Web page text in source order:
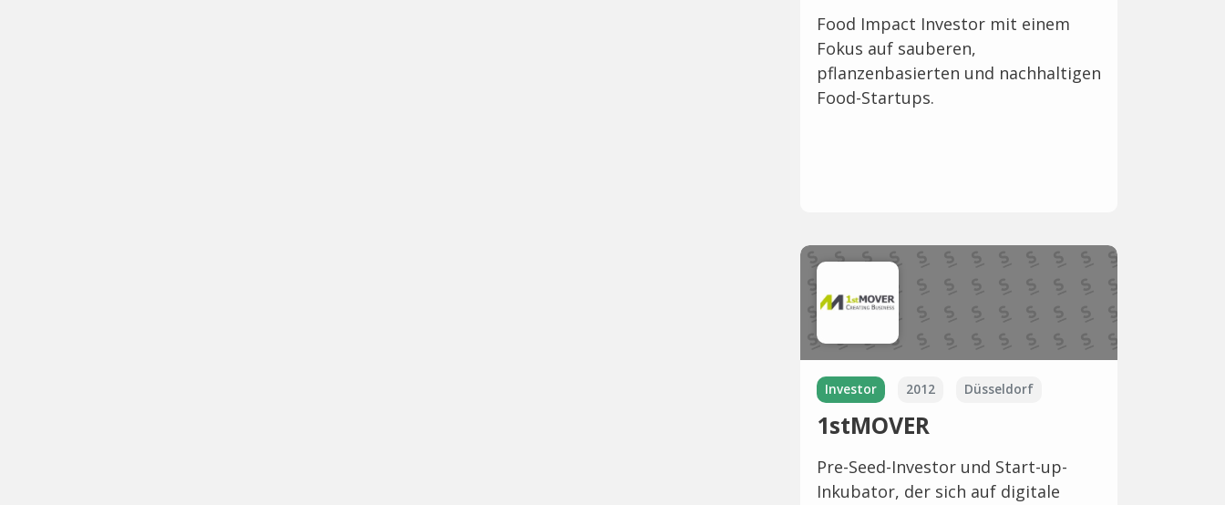
Food Impact Investor mit einem
Fokus auf sauberen,
pflanzenbasierten und nachhaltigen
Food-Startups.
Investor 2012 Düsseldorf
1stMOVER
Pre-Seed-Investor und Start-up-
Inkubator, der sich auf digitale